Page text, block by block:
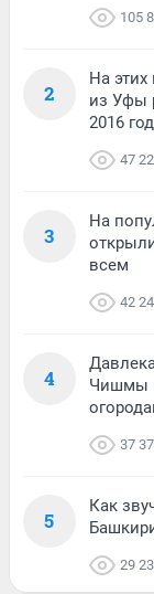
105
2
На
из Уфы
2016
47
3
На
всем
42
4
Чишмы
37
5
Как
29